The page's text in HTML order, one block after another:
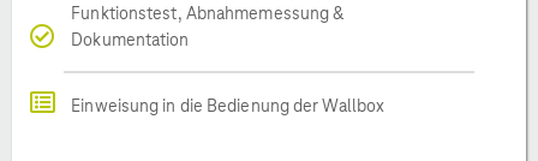
Funktionstest, Abnahmemessung &
Dokumentation
Einweisung in die Bedienung der Wallbox